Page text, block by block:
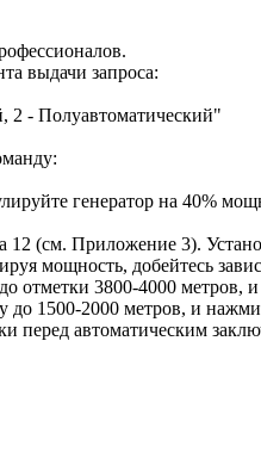
выдачи запроса:
2 - Полуавтоматический"
генератор на 40%
12 (см. Приложение 3).
мощность, добейтесь
отметки 3800-4000 метров,
1500-2000 метров, и
перед автоматическим